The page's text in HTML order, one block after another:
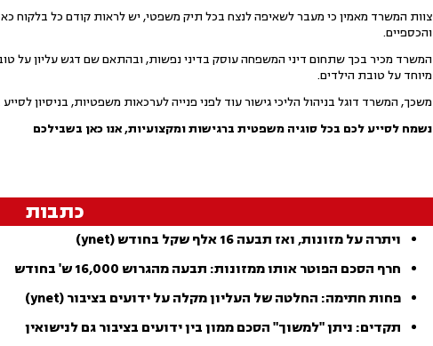
צוות המשרד מאמין כי מעבר לשאיפה לנצח בכל תיק משפטי, יש לראות קודם כל בלקוח
והכספיים.
המשרד מכיר בכך שתחום דיני המשפחה עוסק בדיני נפשות, ובהתאם שם דגש עליון
מיוחד על טובת הילדים.
משכך, המשרד דוגל בניהול הליכי גישור עוד לפני פנייה לערכאות משפטיות, בניסיון
נשמח לסייע לכם בכל סוגיה משפטית ברגישות ומקצועיות, אנו כאן בשבילכם
כתבות
ויתרה על מזונות, ואז תבעה 16 אלף שקל בחודש (ynet)
חרף הסכם הפוטר אותו ממזונות: תבעה מהגרוש 16,000 ש' בחודש
פחות חתימה: החלטה של העליון מקלה על ידועים בציבור (ynet)
תקדים: ניתן "למשוך" הסכם ממון בין ידועים בציבור גם לנישואין